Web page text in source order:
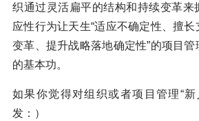
织通过灵活扁平的结构和持续变革来
应性行为让天生“适应不确定性、擅
变革、提升战略落地确定性”的项目
的基本功。
如果你觉得对组织或者项目管理“
发：）